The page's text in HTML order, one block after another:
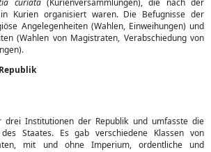
curiata(Kurienversammlungen), die nach der
Kurien organisiert waren. Die Befugnisse der
Angelegenheiten (Wahlen, Einweihungen) und
(Wahlen von Magistraten, Verabschiedung von
drei Institutionen der Republik und umfasste die
Staates. Es gab verschiedene Klassen von
mit und ohne Imperium, ordentliche und